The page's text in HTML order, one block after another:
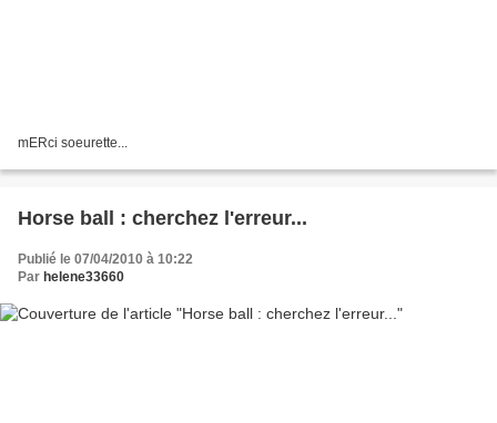
mERci soeurette...
Horse ball : cherchez l'erreur...
Publié le 07/04/2010 à 10:22
Par helene33660